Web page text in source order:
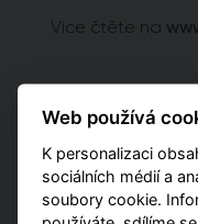
Více čtěte na
Projekty s
rezervací
Web používá
K personalizaci
sociálních médií a
soubory cookie.